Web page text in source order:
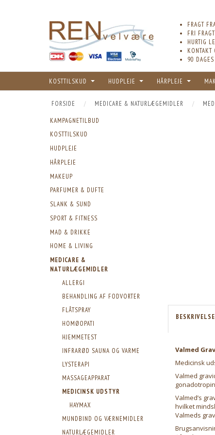
FRAGT
FRI
HURTIG
90 DAGES
KOSTTILSKUD HUDPLEJE HÅRPLEJE
FORSIDE MEDICARE & NATURLÆGEMIDLER
KAMPAGNETILBUD
KOSTTILSKUD
HUDPLEJE
HÅRPLEJE
MAKEUP
PARFUMER & DUFTE
SLANK & SUND
SPORT & FITNESS
MAD & DRIKKE
HOME & LIVING
MEDICARE &
NATURLÆGEMIDLER
ALLERGI
BEHANDLING AF FODVORTER
FLÅTSPRAY
HOMØOPATI
HJEMMETEST
INFRARØD SAUNA OG VARME
LYSTERAPI
MASSAGEAPPARAT
MEDICINSK UDSTYR
HAYMAX
MUNDBIND OG VÆRNEMIDLER
NATURLÆGEMIDLER
BESKRIVELSE
Valmed
Medicinsk
Valmed
Valmed’s
hvilket
Valmeds